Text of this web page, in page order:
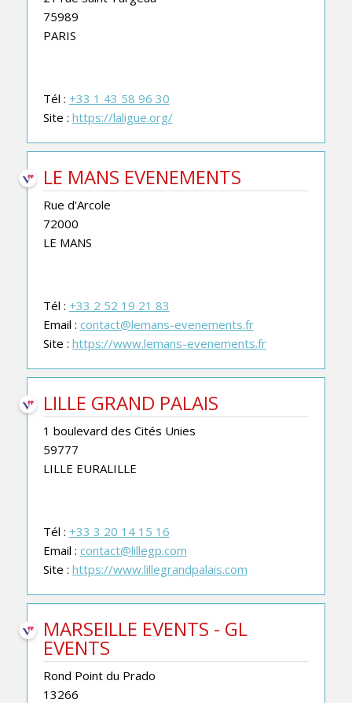
75989
PARIS
Tél : +33 1 43 58 96 30
Site : https://laligue.org/
LE MANS EVENEMENTS
Rue d'Arcole
72000
LE MANS
Tél : +33 2 52 19 21 83
Email : contact@lemans-evenements.fr
Site : https://www.lemans-evenements.fr
LILLE GRAND PALAIS
1 boulevard des Cités Unies
59777
LILLE EURALILLE
Tél : +33 3 20 14 15 16
Email : contact@lillegp.com
Site : https://www.lillegrandpalais.com
MARSEILLE EVENTS - GL
EVENTS
Rond Point du Prado
13266